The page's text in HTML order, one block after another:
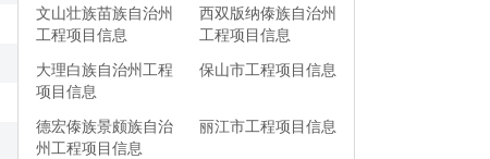
文山壮族苗族自治州
工程项目信息
西双版纳傣族自治州
工程项目信息
大理白族自治州工程
项目信息
保山市工程项目信息
德宏傣族景颇族自治
州工程项目信息
丽江市工程项目信息